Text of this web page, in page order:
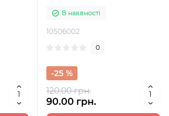
В наявності
10506002
0
120.00 грн.
-25 %
90.00 грн.